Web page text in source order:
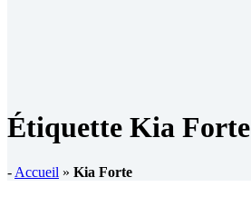
Étiquette Kia Forte
- Accueil » Kia Forte